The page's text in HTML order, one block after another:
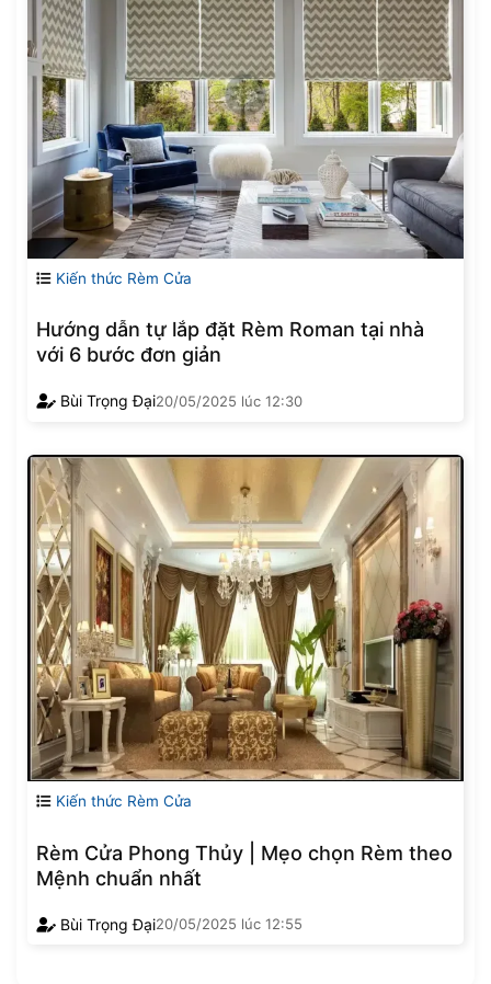
Kiến thức Rèm Cửa
Hướng dẫn tự lắp đặt Rèm Roman tại nhà
với 6 bước đơn giản
Bùi Trọng Đại20/05/2025 lúc 12:30
Kiến thức Rèm Cửa
Rèm Cửa Phong Thủy | Mẹo chọn Rèm theo
Mệnh chuẩn nhất
Bùi Trọng Đại20/05/2025 lúc 12:55